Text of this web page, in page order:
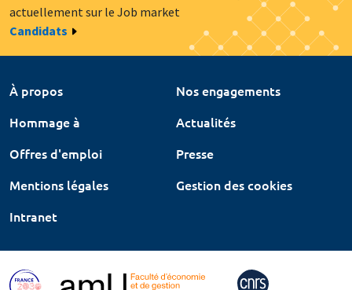
actuellement sur le Job market
Candidats
À propos
Nos engagements
Hommage à
Actualités
Offres d'emploi
Presse
Mentions légales
Gestion des cookies
Intranet